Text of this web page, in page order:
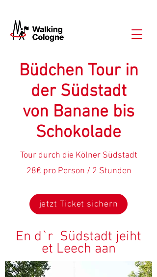
Büdchen Tour in
der Südstadt
von Banane bis
Schokolade
Tour durch die Kölner Südstadt
28€ pro Person / 2 Stunden
jetzt Ticket sichern
En d`r Südstadt jeiht
et Leech aan